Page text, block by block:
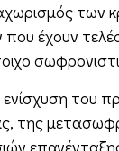
των
έχουν
ενίσχυση του
της